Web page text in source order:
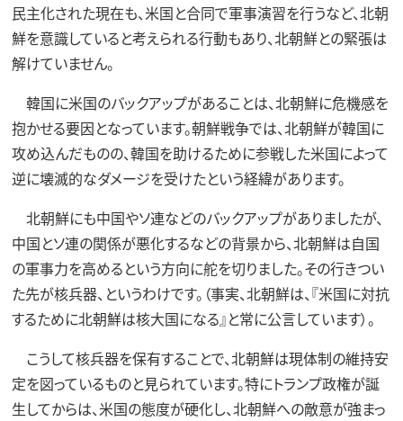
民主化された現在も、米国と合同で軍事演習を行うなど、北朝
鮮を意識していると考えられる行動もあり、北朝鮮との緊張は
解けていません。
韓国に米国のバックアップがあることは、北朝鮮に危機感を
抱かせる要因となっています。朝鮮戦争では、北朝鮮が韓国に
攻め込んだものの、韓国を助けるために参戦した米国によって
逆に壊滅的なダメージを受けたという経緯があります。
北朝鮮にも中国やソ連などのバックアップがありましたが、
中国とソ連の関係が悪化するなどの背景から、北朝鮮は自国
の軍事力を高めるという方向に舵を切りました。その行きつい
た先が核兵器、というわけです。（事実、北朝鮮は、『米国に対抗
するために北朝鮮は核大国になる』と常に公言しています）。
こうして核兵器を保有することで、北朝鮮は現体制の維持安
定を図っているものと見られています。特にトランプ政権が誕
生してからは、米国の態度が硬化し、北朝鮮への敵意が強まっ